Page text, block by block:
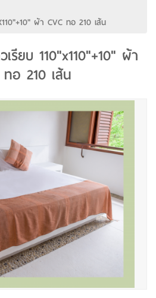
ผ้า CVC ทอ 210 เส้น
รียบ 110"x110"+10" ผ้า
ทอ 210 เส้น